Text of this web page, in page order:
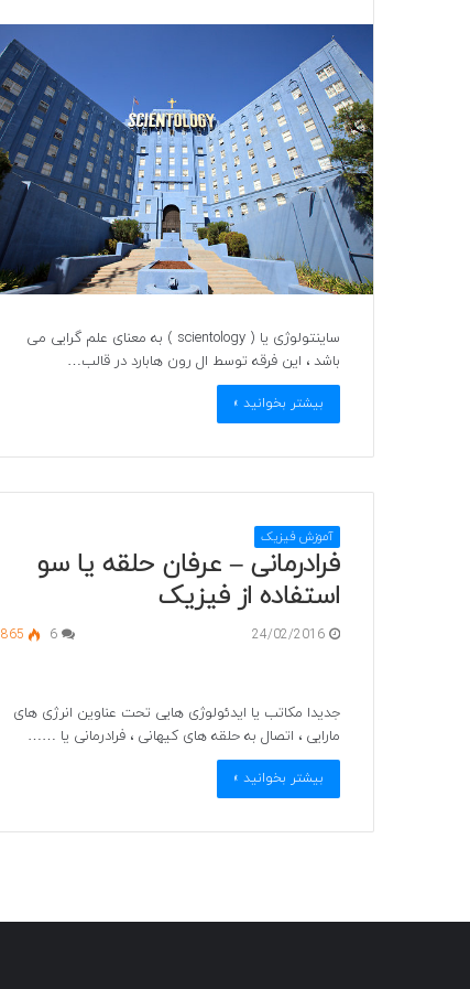
ساینتولوژی یا ( scientology ) به معنای علم گرایی می
باشد ، این فرقه توسط ال رون هابارد در قالب…
بیشتر بخوانید »
آموزش فیزیک
فرادرمانی – عرفان حلقه یا سو
استفاده از فیزیک
24/02/2016
6
865
جدیدا مکاتب یا ایدئولوژی هایی تحت عناوین انرژی های
مارایی ، اتصال به حلقه های کیهانی ، فرادرمانی یا ……
بیشتر بخوانید »